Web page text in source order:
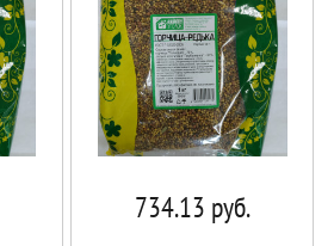
734.13 руб.